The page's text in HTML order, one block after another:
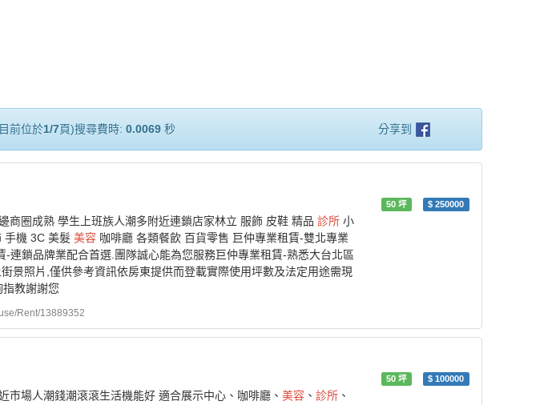
前位於1/7頁)搜尋費時: 0.0069 秒 分享到
50坪 $250000
商圈成熟 學生上班族人潮多附近連鎖店家林立 服飾 皮鞋 精品 診所 小
手機 3C 美髮 美容 咖啡廳 各類餐飲 百貨零售 巨仲專業租賃-雙北專業
連鎖品牌業配合首選.團隊誠心能為您服務巨仲專業租賃-熟悉大台北區
景照片,僅供參考資訊依房東提供而登載實際使用坪數及法定用途需現
教謝謝您
Rent/13889352
50坪 $100000
市場人潮錢潮滾滾生活機能好 適合展示中心、咖啡廳、 美容 、 診所 、